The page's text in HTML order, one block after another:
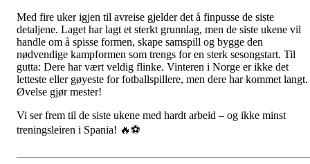
Med fire uker igjen til avreise gjelder det å finpusse de siste
detaljene. Laget har lagt et sterkt grunnlag, men de siste ukene vil
handle om å spisse formen, skape samspill og bygge den
nødvendige kampformen som trengs for en sterk sesongstart. Til
gutta: Dere har vært veldig flinke. Vinteren i Norge er ikke det
letteste eller gøyeste for fotballspillere, men dere har kommet langt.
Øvelse gjør mester!
Vi ser frem til de siste ukene med hardt arbeid – og ikke minst
treningsleiren i Spania! 🔥⚽